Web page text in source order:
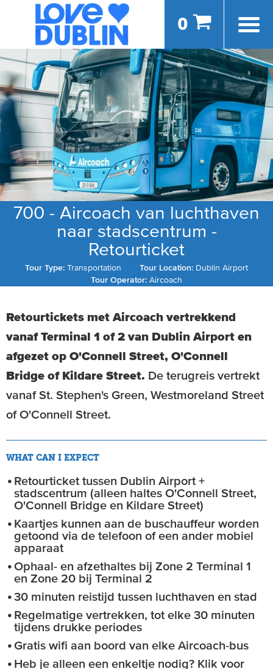
0
700 - Aircoach van luchthaven
naar stadscentrum -
Retourticket
Tour Type: Transportation Tour Location: Dublin Airport
Tour Operator: Aircoach
Retourtickets met Aircoach vertrekkend
vanaf Terminal 1 of 2 van Dublin Airport en
afgezet op O'Connell Street, O'Connell
Bridge of Kildare Street. De terugreis vertrekt
vanaf St. Stephen's Green, Westmoreland Street
of O'Connell Street.
WHAT CAN I EXPECT
Retourticket tussen Dublin Airport +
stadscentrum (alleen haltes O'Connell Street,
O'Connell Bridge en Kildare Street)
Kaartjes kunnen aan de buschauffeur worden
getoond via de telefoon of een ander mobiel
apparaat
Ophaal- en afzethaltes bij Zone 2 Terminal 1
en Zone 20 bij Terminal 2
30 minuten reistijd tussen luchthaven en stad
Regelmatige vertrekken, tot elke 30 minuten
tijdens drukke periodes
Gratis wifi aan boord van elke Aircoach-bus
Heb je alleen een enkeltje nodig? Klik voor